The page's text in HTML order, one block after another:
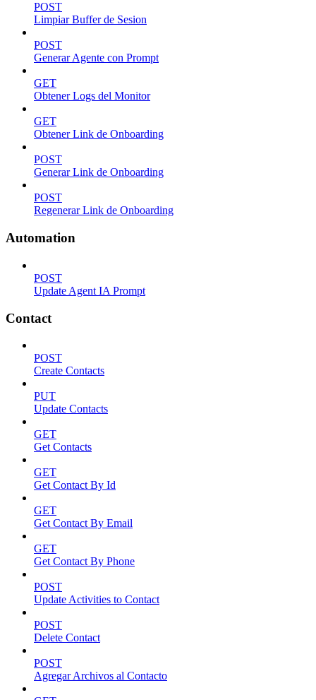
POST
Limpiar Buffer de Sesion
POST
Generar Agente con Prompt
GET
Obtener Logs del Monitor
GET
Obtener Link de Onboarding
POST
Generar Link de Onboarding
POST
Regenerar Link de Onboarding
Automation
POST
Update Agent IA Prompt
Contact
POST
Create Contacts
PUT
Update Contacts
GET
Get Contacts
GET
Get Contact By Id
GET
Get Contact By Email
GET
Get Contact By Phone
POST
Update Activities to Contact
POST
Delete Contact
POST
Agregar Archivos al Contacto